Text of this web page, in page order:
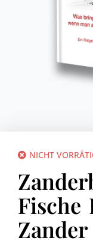
NICHT
Fische
Zander